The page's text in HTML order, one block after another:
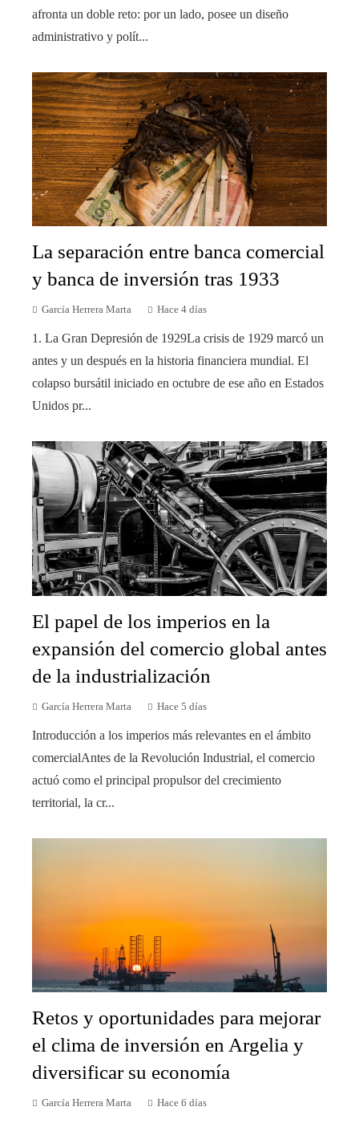
afronta un doble reto: por un lado, posee un diseño
administrativo y polít...
La separación entre banca comercial
y banca de inversión tras 1933
García Herrera Marta Hace 4 días
1. La Gran Depresión de 1929La crisis de 1929 marcó un
antes y un después en la historia financiera mundial. El
colapso bursátil iniciado en octubre de ese año en Estados
Unidos pr...
El papel de los imperios en la
expansión del comercio global antes
de la industrialización
García Herrera Marta Hace 5 días
Introducción a los imperios más relevantes en el ámbito
comercialAntes de la Revolución Industrial, el comercio
actuó como el principal propulsor del crecimiento
territorial, la cr...
Retos y oportunidades para mejorar
el clima de inversión en Argelia y
diversificar su economía
García Herrera Marta Hace 6 días